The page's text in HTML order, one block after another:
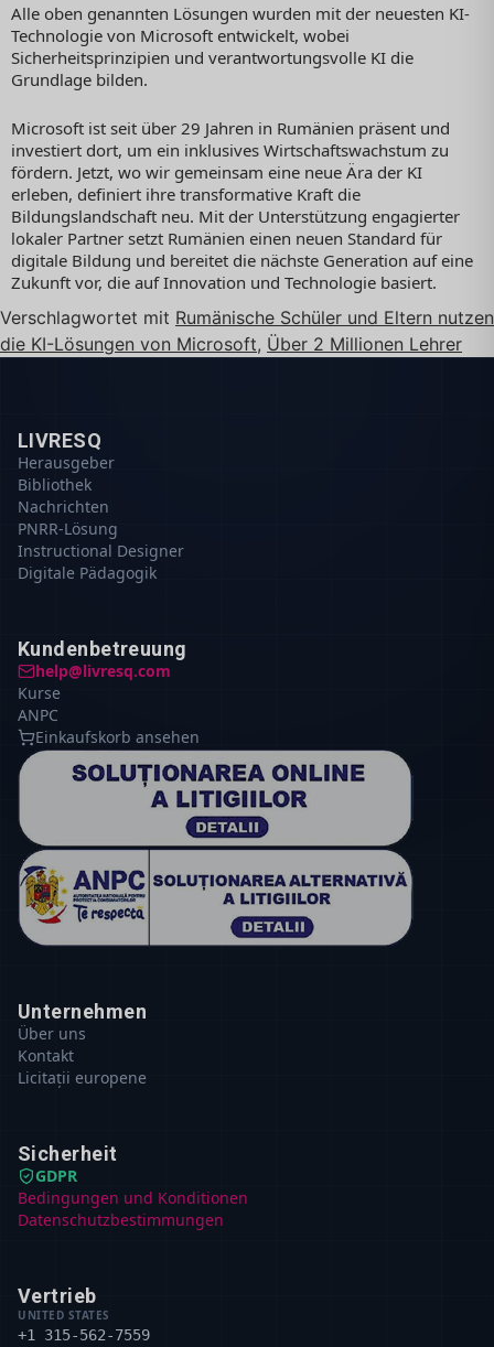
Alle oben genannten Lösungen wurden mit der neuesten KI-
Technologie von Microsoft entwickelt, wobei
Sicherheitsprinzipien und verantwortungsvolle KI die
Grundlage bilden.
Microsoft ist seit über 29 Jahren in Rumänien präsent und
investiert dort, um ein inklusives Wirtschaftswachstum zu
fördern. Jetzt, wo wir gemeinsam eine neue Ära der KI
erleben, definiert ihre transformative Kraft die
Bildungslandschaft neu. Mit der Unterstützung engagierter
lokaler Partner setzt Rumänien einen neuen Standard für
digitale Bildung und bereitet die nächste Generation auf eine
Zukunft vor, die auf Innovation und Technologie basiert.
Verschlagwortet mit Rumänische Schüler und Eltern nutzen
die KI-Lösungen von Microsoft, Über 2 Millionen Lehrer
LIVRESQ
Herausgeber
Bibliothek
Nachrichten
PNRR-Lösung
Instructional Designer
Digitale Pädagogik
Kundenbetreuung
help@livresq.com
Kurse
ANPC
Einkaufskorb ansehen
Unternehmen
Über uns
Kontakt
Licitații europene
Sicherheit
GDPR
Bedingungen und Konditionen
Datenschutzbestimmungen
Vertrieb
UNITED STATES
+1 315-562-7559